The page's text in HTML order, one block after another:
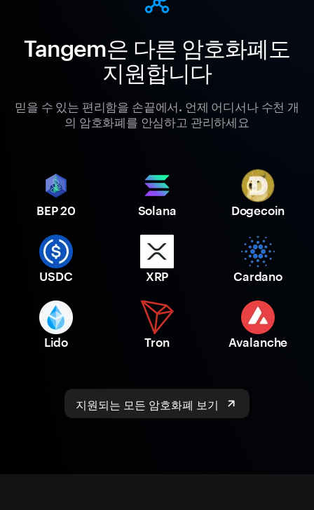
Tangem은 다른 암호화폐도
지원합니다
믿을 수 있는 편리함을 손끝에서. 언제 어디서나 수천 개
의 암호화폐를 안심하고 관리하세요
BEP 20 Solana Dogecoin
USDC XRP Cardano
Lido Tron Avalanche
지원되는 모든 암호화폐 보기